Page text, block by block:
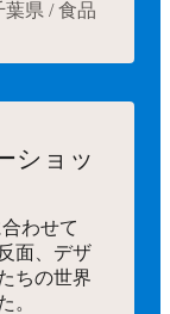
葉県 / 食品
ショッ
わせて
面、デザ
ちの世界
。